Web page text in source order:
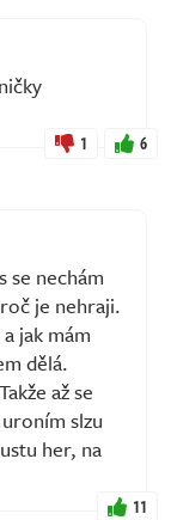
1 6
se nechám
je nehraji.
jak mám
dělá.
až se
slzu
her, na
11